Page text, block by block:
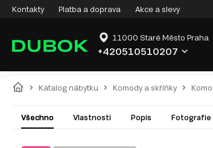
Kontakty Platba a doprava Akce a slevy
11000 Staré Město Praha
+420510510207
Katalog nábytku Komody a skříňky
Všechno Vlastnosti Popis Fotografie